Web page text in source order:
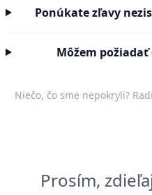
Ponúkate zľavy
Môžem
Niečo, čo sme nepokryli?
Prosím,